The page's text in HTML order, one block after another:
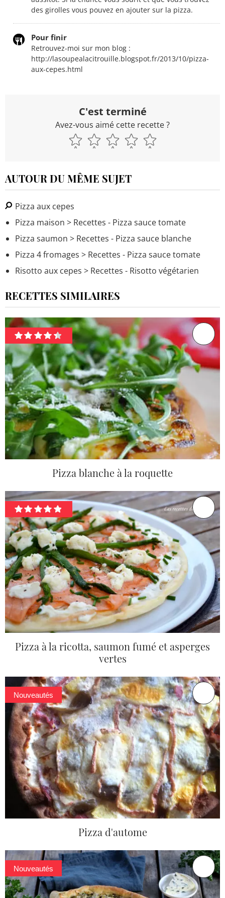
des girolles vous pouvez en ajouter sur la pizza.
Pour finir
Retrouvez-moi sur mon blog :
http://lasoupealacitrouille.blogspot.fr/2013/10/pizza-
aux-cepes.html
C'est terminé
Avez-vous aimé cette recette ?
AUTOUR DU MÊME SUJET
Pizza aux cepes
Pizza maison > Recettes - Pizza sauce tomate
Pizza saumon > Recettes - Pizza sauce blanche
Pizza 4 fromages > Recettes - Pizza sauce tomate
Risotto aux cepes > Recettes - Risotto végétarien
RECETTES SIMILAIRES
Pizza blanche à la roquette
Pizza à la ricotta, saumon fumé et asperges
vertes
Nouveautés
Pizza d'autome
Nouveautés